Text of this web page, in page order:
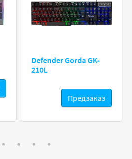
Defender Gorda GK-
210L
Предзаказ